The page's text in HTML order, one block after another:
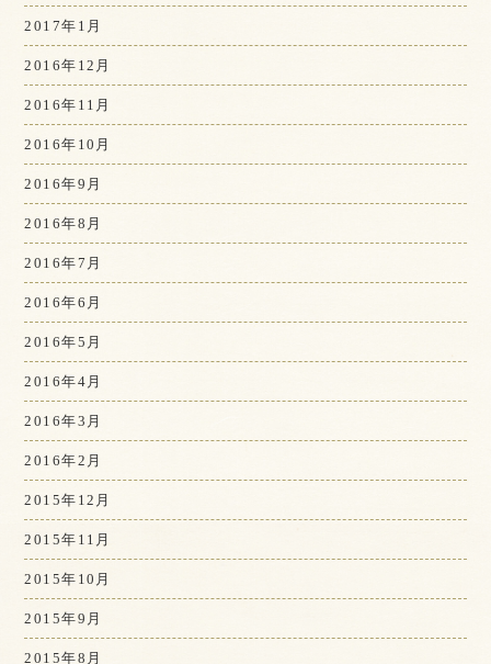
2017年1月
2016年12月
2016年11月
2016年10月
2016年9月
2016年8月
2016年7月
2016年6月
2016年5月
2016年4月
2016年3月
2016年2月
2015年12月
2015年11月
2015年10月
2015年9月
2015年8月